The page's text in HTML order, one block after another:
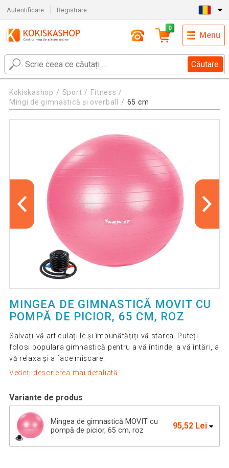
Autentificare Registrare
Căutare
0
Menu
Kokiskashop Sport
Fitness
Mingi de gimnastică și overball
65 cm
MINGEA DE GIMNASTICĂ MOVIT CU
POMPĂ DE PICIOR, 65 CM, ROZ
Salvați-vă articulațiile și îmbunătățiți-vă starea. Puteți
folosi populara gimnastică pentru a vă întinde, a vă întări, a
vă relaxa și a face mișcare.
Vedeți descrierea mai detaliată
Variante de produs
Mingea de gimnastică MOVIT cu
pompă de picior, 65 cm, roz
95,52 Lei